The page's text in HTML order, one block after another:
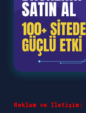
Reklam ve İletişim: